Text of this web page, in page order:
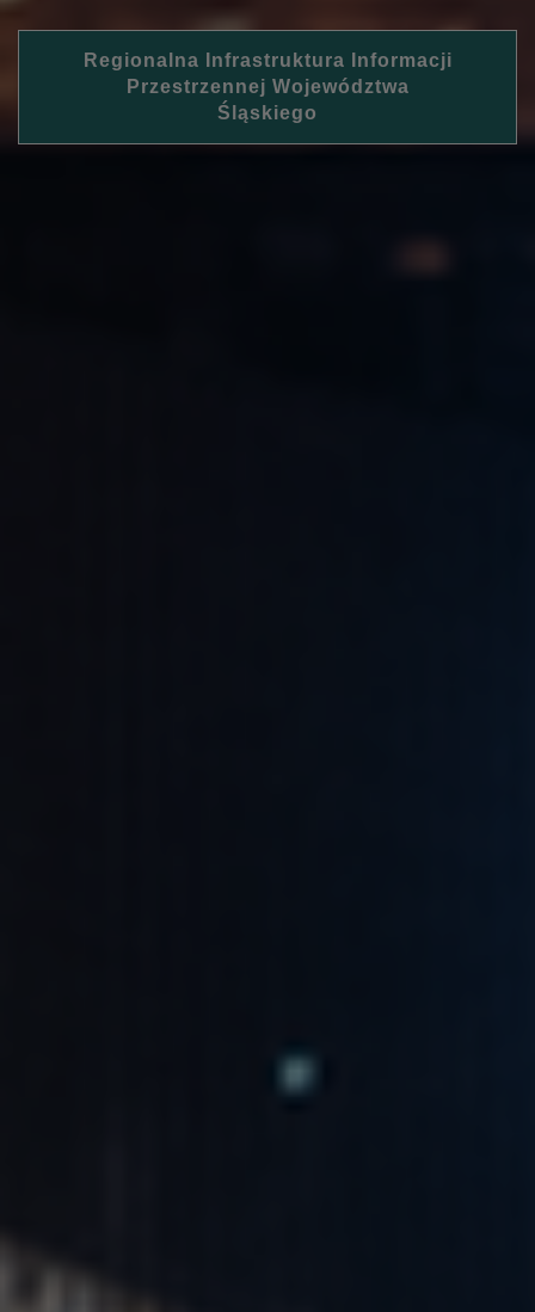
Regionalna Infrastruktura Informacji
Przestrzennej Województwa
Śląskiego